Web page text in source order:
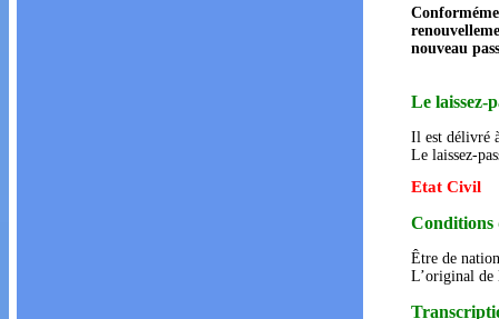
nouveau
Le laissez-
Il est délivré
Le laissez-
Etat Civil
Conditions
Être de
L’original de